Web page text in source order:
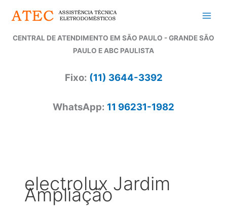
para
conteúdo
CENTRAL DE ATENDIMENTO EM SÃO PAULO - GRANDE SÃO
PAULO E ABC PAULISTA
Fixo: (11) 3644-3392
WhatsApp: 11 96231-1982
electrolux Jardim
Ampliação